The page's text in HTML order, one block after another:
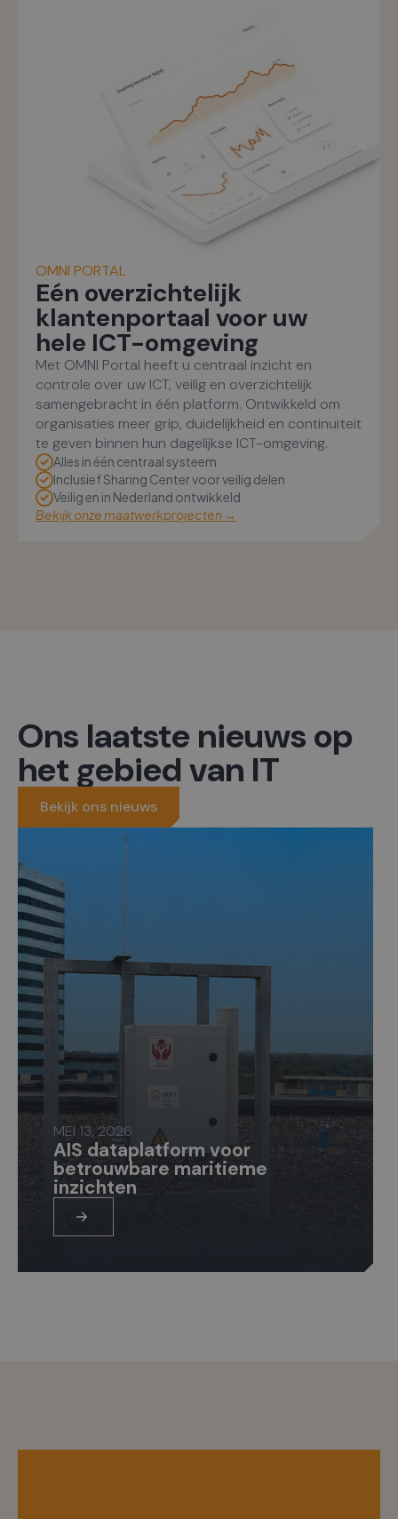
OMNI PORTAL
Eén overzichtelijk
klantenportaal voor uw
hele ICT-omgeving
Met OMNI Portal heeft u centraal inzicht en
controle over uw ICT, veilig en overzichtelijk
samengebracht in één platform. Ontwikkeld om
organisaties meer grip, duidelijkheid en continuïteit
te geven binnen hun dagelijkse ICT-omgeving.
Alles in één centraal systeem
Inclusief Sharing Center voor veilig delen
Veilig en in Nederland ontwikkeld
Bekijk onze maatwerkprojecten →
Ons laatste nieuws op
het gebied van IT
Bekijk ons nieuws
MEI 13, 2026
AIS dataplatform voor
betrouwbare maritieme
inzichten